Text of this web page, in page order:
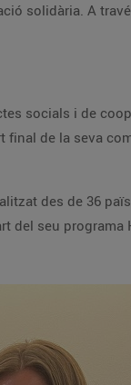
solidària. A
socials i de
final de la seva
des de 36
del seu programa